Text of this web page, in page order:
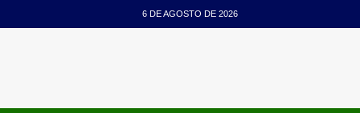
6 DE AGOSTO DE 2026